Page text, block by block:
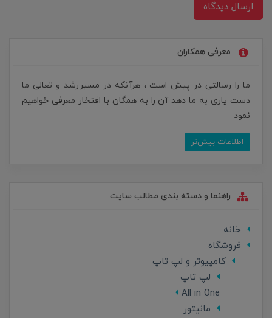
ارسال دیدگاه
معرفی همکاران
ما را رسالتی در پیش است ، هرآنکه در مسیررشد و تعالی ما
دست یاری به ما دهد آن را به همگان با افتخار معرفی خواهیم
نمود
اطلاعات بیش‌تر
راهنما و دسته بندی مطالب سایت
خانه
فروشگاه
کامپیوتر و لپ تاپ
لپ تاپ
All in One
مانیتور